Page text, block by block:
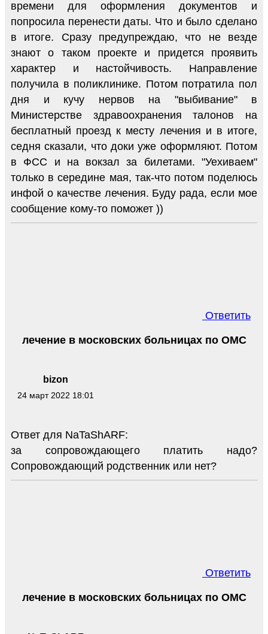
времени для оформления документов и
попросила перенести даты. Что и было сделано
в итоге. Сразу предупреждаю, что не везде
знают о таком проекте и придется проявить
характер и настойчивость. Направление
получила в поликлинике. Потом потратила пол
дня и кучу нервов на "выбивание" в
Министерстве здравоохранения талонов на
бесплатный проезд к месту лечения и в итоге,
седня сказали, что доки уже оформляют. Потом
в ФСС и на вокзал за билетами. "Уехиваем"
только в середине мая, так-что потом поделюсь
инфой о качестве лечения. Буду рада, если мое
сообщение кому-то поможет ))
Ответить
bizon
24 март 2022 18:01
лечение в московских больницах по ОМС
Ответ для NaTaShARF:
за сопровождающего платить надо?
Сопровождающий родственник или нет?
Ответить
лечение в московских больницах по ОМС